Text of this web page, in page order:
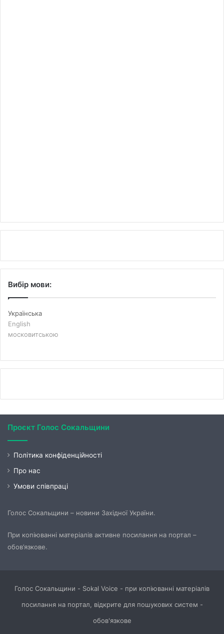
Вибір мови:
Українська
English
московитською
Проєкт Голос Сокальщини
Політика конфіденційності
Про нас
Умови співпраці
Голос Сокальщини – новини Західної України.
При копіюванні матеріалів активне посилання на портал –
обов’язкове.
Голос Сокальщини - Sokal Voice - при копіюванні матеріалів
посилання на портал, відкрите для пошукових систем -
обов'язкове